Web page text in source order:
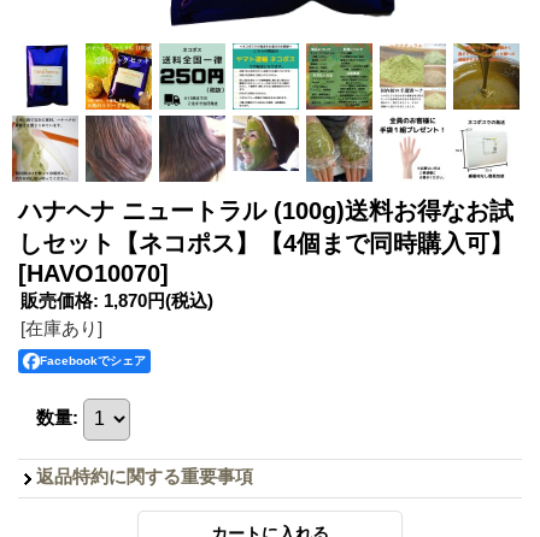
ハナヘナ ニュートラル (100g)送料お得なお試
しセット【ネコポス】【4個まで同時購入可】
[HAVO10070]
販売価格: 1,870円(税込)
[在庫あり]
Facebookでシェア
数量:
返品特約に関する重要事項